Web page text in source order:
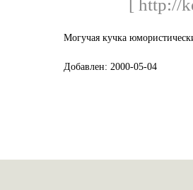
[ http://
Могучая кучка
Добавлен: 2000-05-04